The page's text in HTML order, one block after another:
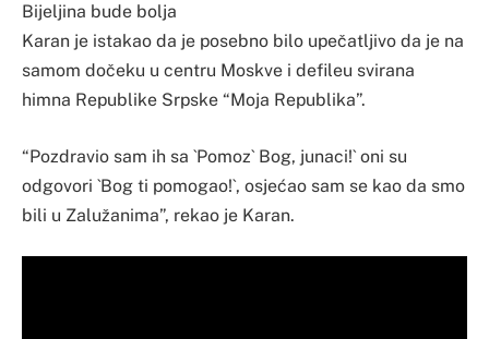
Bijeljina bude bolja
Karan je istakao da je posebno bilo upečatljivo da je na
samom dočeku u centru Moskve i defileu svirana
himna Republike Srpske “Moja Republika”.
“Pozdravio sam ih sa `Pomoz` Bog, junaci!` oni su
odgovori `Bog ti pomogao!`, osjećao sam se kao da smo
bili u Zalužanima”, rekao je Karan.